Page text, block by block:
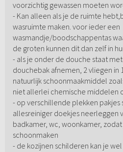
voorzichtig gewassen moeten
- Kan alleen als je de ruimte
wasruimte maken. voor ieder een
wasmandje/boodschappentas
de groten kunnen dit dan zelf in
- als je onder de douche staat
douchebak afnemen, 2 vliegen in
natuurlijk schoonmaakmiddel
niet allerlei chemische middelen
- op verschillende plekken pakjes
allesreiniger doekjes neerleggen
badkamer, wc, woonkamer,
schoonmaken
- de kozijnen schilderen kan je